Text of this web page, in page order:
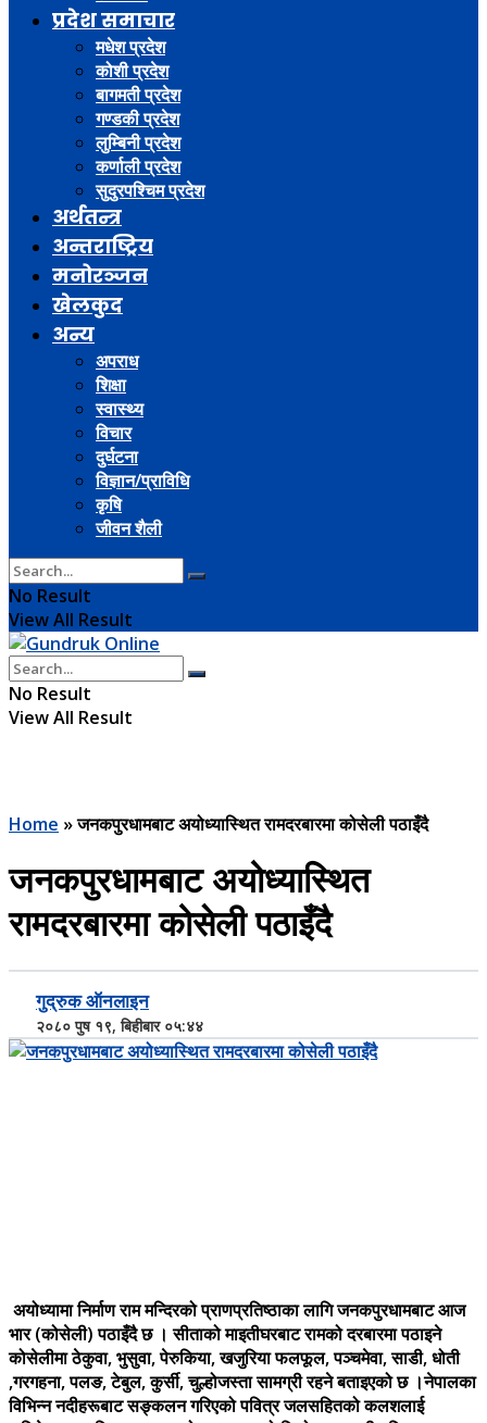
प्रदेश समाचार
मधेश प्रदेश
कोशी प्रदेश
बागमती प्रदेश
गण्डकी प्रदेश
लुम्बिनी प्रदेश
कर्णाली प्रदेश
सुदुरपश्चिम प्रदेश
अर्थतन्त्र
अन्तराष्ट्रिय
मनोरञ्जन
खेलकुद
अन्य
अपराध
शिक्षा
स्वास्थ्य
विचार
दुर्घटना
विज्ञान/प्राविधि
कृषि
जीवन शैली
No Result
View All Result
No Result
View All Result
Home »जनकपुरधामबाट अयोध्यास्थित रामदरबारमा कोसेली पठाइँदै
जनकपुरधामबाट अयोध्यास्थित
रामदरबारमा कोसेली पठाइँदै
गुद्रुक ऑनलाइन
२०८० पुष १९, बिहीबार ०५:४४
अयोध्यामा निर्माण राम मन्दिरको प्राणप्रतिष्ठाका लागि जनकपुरधामबाट आज
भार (कोसेली) पठाइँदै छ । सीताको माइतीघरबाट रामको दरबारमा पठाइने
कोसेलीमा ठेकुवा, भुसुवा, पेरुकिया, खजुरिया फलफूल, पञ्चमेवा, साडी, धोती
,गरगहना, पलङ, टेबुल, कुर्सी, चुल्होजस्ता सामग्री रहने बताइएको छ ।नेपालका
विभिन्न नदीहरूबाट सङ्कलन गरिएको पवित्र जलसहितको कलशलाई